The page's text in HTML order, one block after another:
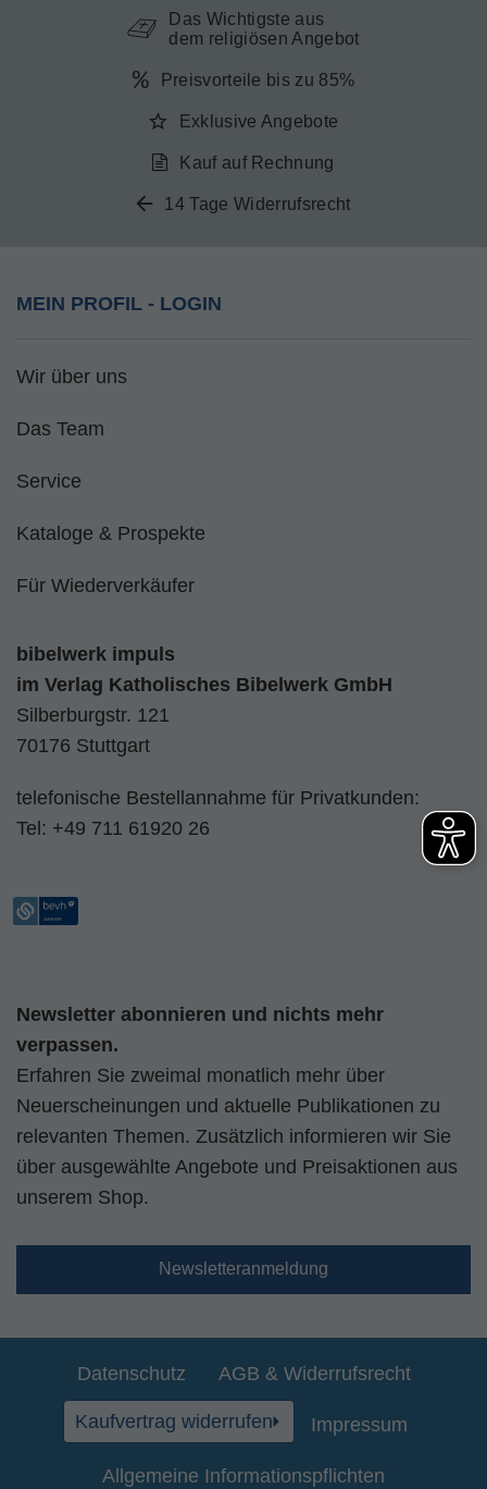
Das Wichtigste aus
dem religiösen Angebot
Preisvorteile bis zu 85%
Exklusive Angebote
Kauf auf Rechnung
14 Tage Widerrufsrecht
MEIN PROFIL - LOGIN
Wir über uns
Das Team
Service
Kataloge & Prospekte
Für Wiederverkäufer
bibelwerk impuls
im Verlag Katholisches Bibelwerk GmbH
Silberburgstr. 121
70176 Stuttgart
telefonische Bestellannahme für Privatkunden:
Tel: +49 711 61920 26
Newsletter abonnieren und nichts mehr
verpassen.
Erfahren Sie zweimal monatlich mehr über
Neuerscheinungen und aktuelle Publikationen zu
relevanten Themen. Zusätzlich informieren wir Sie
über ausgewählte Angebote und Preisaktionen aus
unserem Shop.
Newsletteranmeldung
Datenschutz AGB & Widerrufsrecht
Kaufvertrag widerrufen Impressum
Allgemeine Informationspflichten